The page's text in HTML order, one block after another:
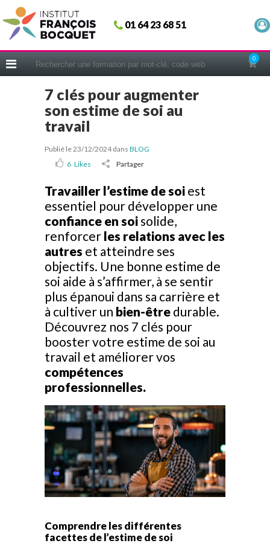
01 64 23 68 51
0
Fermer
ACCUEIL
CERIFICATIONS
INTRAS | SUR-MESURE
COACHING
NOUS CONNAÎTRE
WEBINAIRES
QUESTIONNAIRE GRATUIT
7 clés pour augmenter
son estime de soi au
travail
Publié le 23/12/2024dans BLOG
6 Likes Partager
Travailler l’estime de soi est
essentiel pour développer une
confiance en soisolide,
renforcer les relations avec les
autres et atteindre ses
objectifs. Une bonne estime de
soi aide à s’affirmer, à se sentir
plus épanoui dans sa carrière et
à cultiver un bien-être durable.
Découvrez nos 7 clés pour
booster votre estime de soi au
travail et améliorer vos
compétences
professionnelles.
Comprendre les différentes
facettes de l’estime de soi